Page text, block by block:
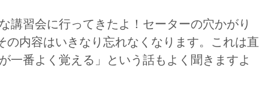
講習会に行ってきたよ！セーターの穴かがり
内容はいきなり忘れなくなります。これは直
一番よく覚える」という話もよく聞きますよ